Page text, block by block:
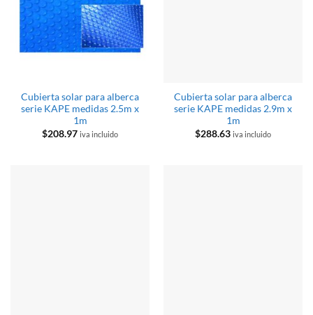
Cubierta solar para alberca
serie KAPE medidas 2.5m x
1m
$208.97 iva incluido
Cubierta solar para alberca
serie KAPE medidas 2.9m x
1m
$288.63 iva incluido